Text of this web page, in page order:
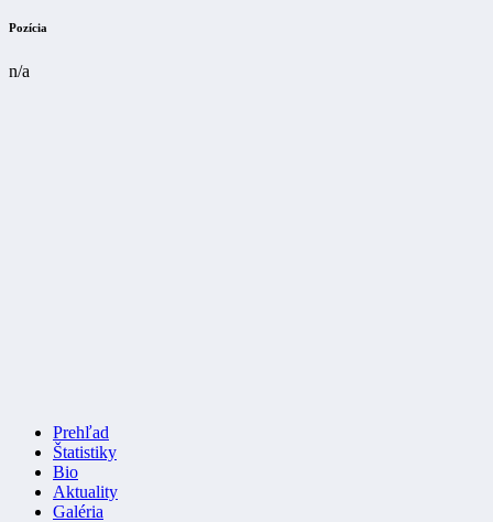
Pozícia
n/a
Prehľad
Štatistiky
Bio
Aktuality
Galéria